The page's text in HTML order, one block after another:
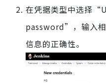
在凭据类型中选择
password”，输入
信息的正确性。